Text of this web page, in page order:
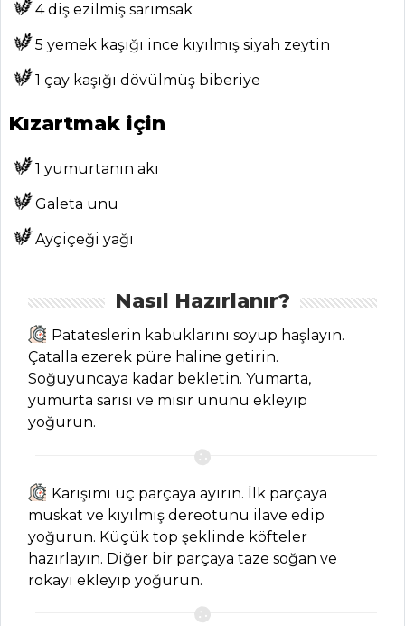
Tavada Kadayıf
Yapılır?
Hamur İşleri Tüm
Tarifleri
MEZELER VE
SOSLAR
Muhammara
Nasıl Yapılır?
Midye Dolma
Tarifi, Nasıl Yapılır?
Mezeler ve Soslar
Tüm Tarifleri
BALIK
YEMEKLERI
Levrek
Buğulama Tarifi,
Nasıl Yapılır?
4 diş ezilmiş sarımsak
5 yemek kaşığı ince kıyılmış siyah zeytin
1 çay kaşığı dövülmüş biberiye
Kızartmak için
1 yumurtanın akı
Galeta unu
Ayçiçeği yağı
Nasıl Hazırlanır?
Patateslerin kabuklarını soyup haşlayın.
Çatalla ezerek püre haline getirin.
Soğuyuncaya kadar bekletin. Yumarta,
yumurta sarısı ve mısır ununu ekleyip
yoğurun.
Karışımı üç parçaya ayırın. İlk parçaya
muskat ve kıyılmış dereotunu ilave edip
yoğurun. Küçük top şeklinde köfteler
hazırlayın. Diğer bir parçaya taze soğan ve
rokayı ekleyip yoğurun.